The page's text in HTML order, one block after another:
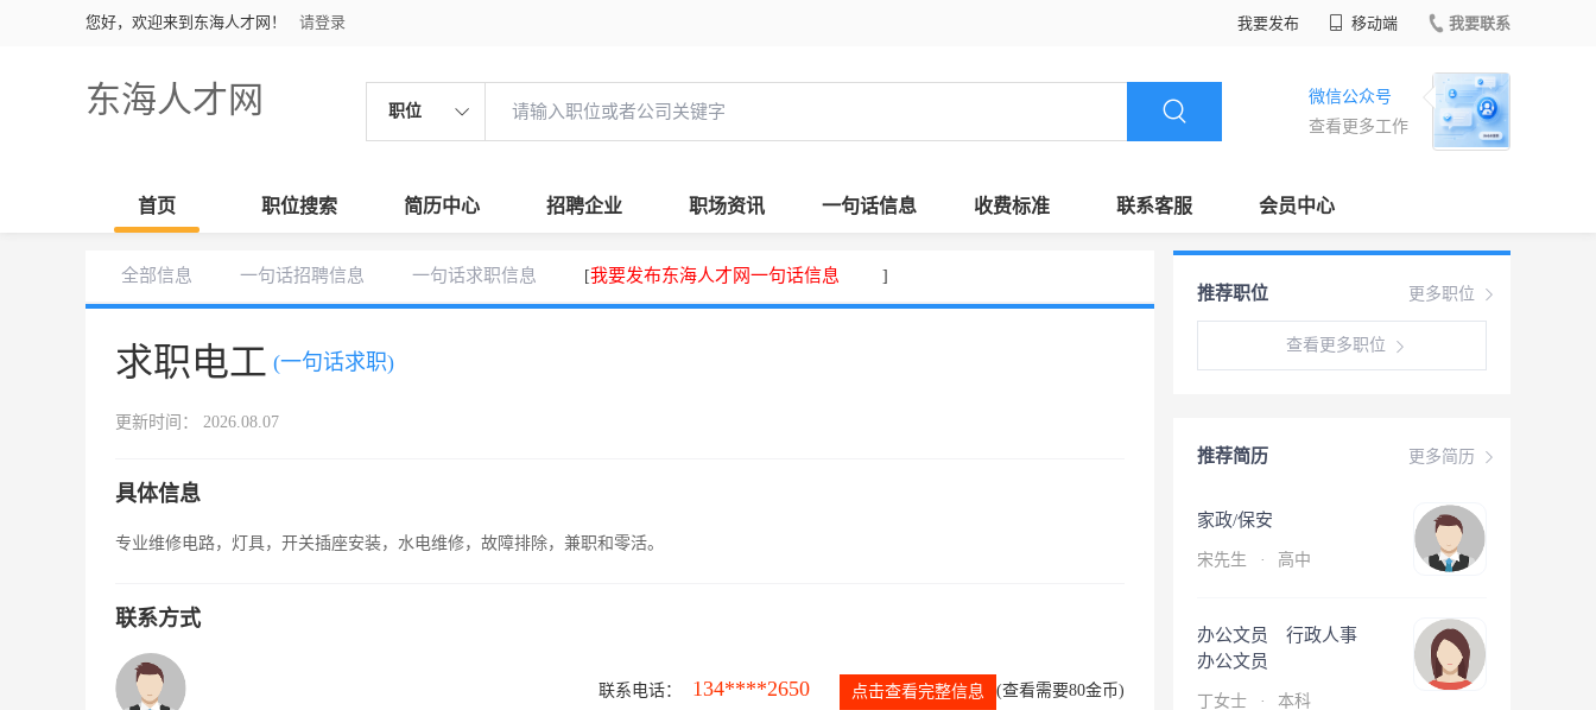
您好，欢迎来到东海人才网！ 请登录 我要发布 移动端 我要联系
东海人才网 职位
微信公众号
查看更多工作
首页 职位搜索 简历中心 招聘企业 职场资讯 一句话信息 收费标准 联系客服 会员中心
全部信息 一句话招聘信息 一句话求职信息 [我要发布东海人才网一句话信息 ]
求职电工 (一句话求职)
更新时间： 2026.08.07
具体信息
专业维修电路，灯具，开关插座安装，水电维修，故障排除，兼职和零活。
联系方式
联系电话： 134****2650 点击查看完整信息 (查看需要80金币)
更多职位
推荐职位
查看更多职位
更多简历
推荐简历
家政/保安
宋先生 · 高中
办公文员 行政人事
办公文员
丁女士 · 本科